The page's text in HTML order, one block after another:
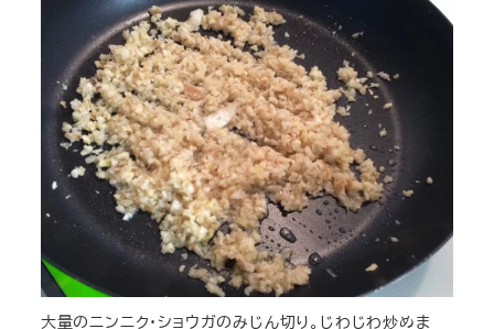
大量のニンニク・ショウガのみじん切り。じわじわ炒めま